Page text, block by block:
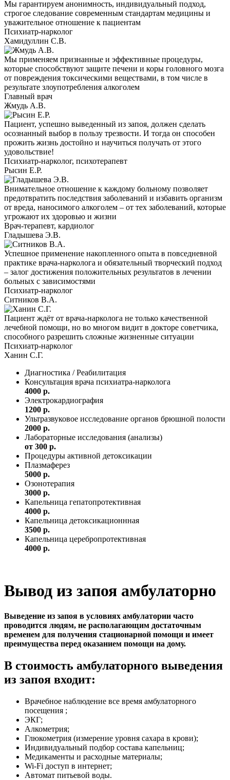
Мы гарантируем анонимность, индивидуальный подход,
строгое следование современным стандартам медицины и
уважительное отношение к пациентам
Психиатр-нарколог
Хамидуллин С.В.
Мы применяем признанные и эффективные процедуры,
которые способствуют защите печени и коры головного мозга
от повреждения токсическими веществами, в том числе в
результате злоупотребления алкоголем
Главный врач
Жмудь А.В.
Пациент, успешно выведенный из запоя, должен сделать
осознанный выбор в пользу трезвости. И тогда он способен
прожить жизнь достойно и научиться получать от этого
удовольствие!
Психиатр-нарколог, психотерапевт
Рысин Е.Р.
Внимательное отношение к каждому больному позволяет
предотвратить последствия заболеваний и избавить организм
от вреда, наносимого алкоголем – от тех заболеваний, которые
угрожают их здоровью и жизни
Врач-терапевт, кардиолог
Гладышева Э.В.
Успешное применение накопленного опыта в повседневной
практике врача-нарколога и обязательный творческий подход
– залог достижения положительных результатов в лечении
больных с зависимостями
Психиатр-нарколог
Ситников В.А.
Пациент ждёт от врача-нарколога не только качественной
лечебной помощи, но во многом видит в докторе советчика,
способного разрешить сложные жизненные ситуации
Психиатр-нарколог
Ханин С.Г.
Диагностика / Реабилитация
Консультация врача психиатра-нарколога
4000 р.
Электрокардиография
1200 р.
Ультразвуковое исследование органов брюшной полости
2000 р.
Лабораторные исследования (анализы)
от 300 р.
Процедуры активной детоксикации
Плазмаферез
5000 р.
Озонотерапия
3000 р.
Капельница гепатопротективная
4000 р.
Капельница детоксикационнная
3500 р.
Капельница церебропротективная
4000 р.
Вывод из запоя амбулаторно
Выведение из запоя в условиях амбулатории часто
проводится людям, не располагающим достаточным
временем для получения стационарной помощи и имеет
преимущества перед оказанием помощи на дому.
В стоимость амбулаторного выведения
из запоя входит:
Врачебное наблюдение все время амбулаторного
посещения ;
ЭКГ;
Алкометрия;
Глюкометрия (измерение уровня сахара в крови);
Индивидуальный подбор состава капельниц;
Медикаменты и расходные материалы;
Wi-Fi доступ в интернет;
Автомат питьевой воды.